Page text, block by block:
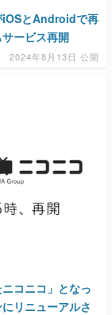
iOSとAndroidで再
ービス再開
2024年8月13日 公開
コニコ」となっ
リニューアルさ